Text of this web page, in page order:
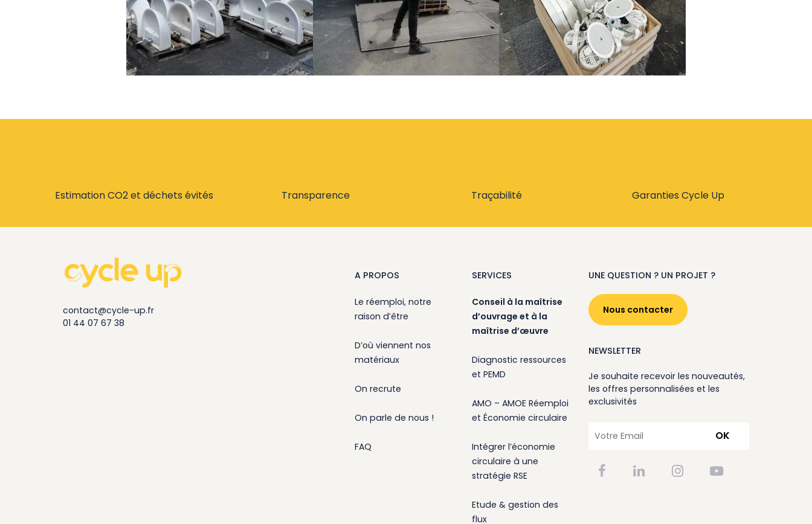
Estimation CO2 et déchets évités Transparence Traçabilité Garanties Cycle Up
contact@cycle-up.fr
01 44 07 67 38
A PROPOS
Le réemploi, notre
raison d’être
D’où viennent nos
matériaux
On recrute
On parle de nous !
FAQ
SERVICES
Conseil à la maîtrise
d’ouvrage et à la
maîtrise d’œuvre
Diagnostic ressources
et PEMD
AMO – AMOE Réemploi
et Économie circulaire
Intégrer l’économie
circulaire à une
stratégie RSE
Etude & gestion des
flux
UNE QUESTION ? UN PROJET ?
Nous contacter
NEWSLETTER
Je souhaite recevoir les nouveautés,
les offres personnalisées et les
exclusivités
OK